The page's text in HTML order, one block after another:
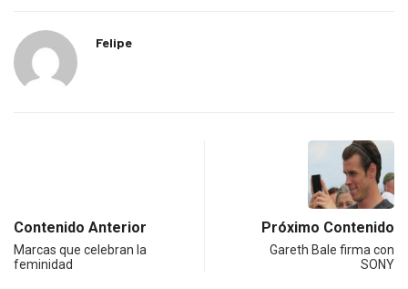
Felipe
Contenido Anterior
Marcas que celebran la
feminidad
Próximo Contenido
Gareth Bale firma con
SONY